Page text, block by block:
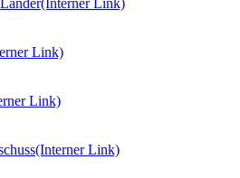
Link)
Link)
(Interner Link)